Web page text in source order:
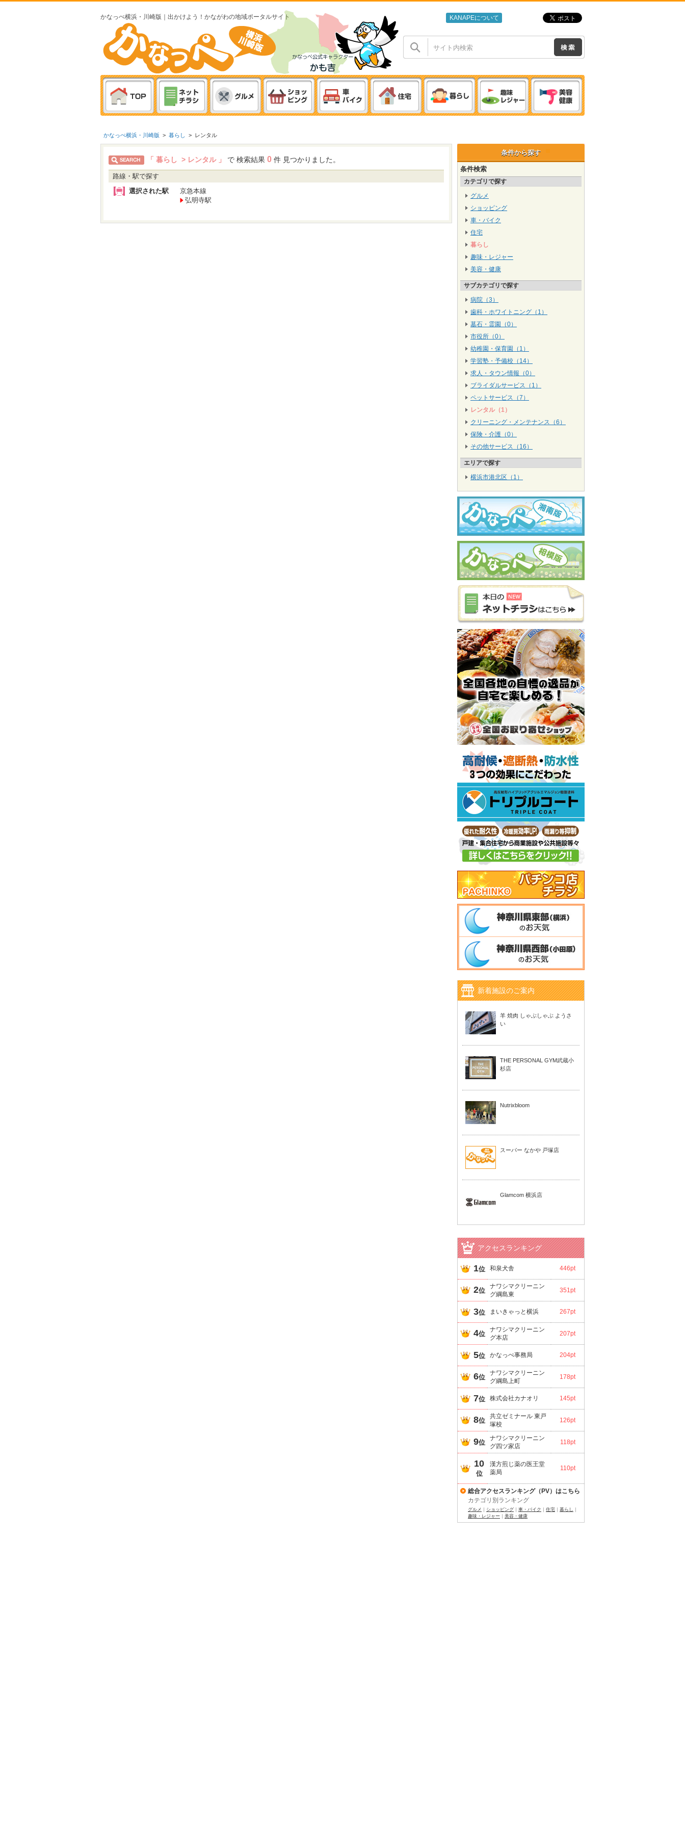
かなっぺ横浜・川崎版｜出かけよう！かながわの地域ポータルサイト KANAPEについて
かなっぺ横浜・川崎版 > 暮らし > レンタル
条件から探す
条件検索
カテゴリで探す
グルメ
ショッピング
車・バイク
住宅
暮らし
趣味・レジャー
美容・健康
サブカテゴリで探す
病院（3）
歯科・ホワイトニング（1）
墓石・霊園（0）
市役所（0）
幼稚園・保育園（1）
学習塾・予備校（14）
求人・タウン情報（0）
ブライダルサービス（1）
ペットサービス（7）
レンタル（1）
クリーニング・メンテナンス（6）
保険・介護（0）
その他サービス（16）
エリアで探す
横浜市港北区（1）
新着施設のご案内
羊 焼肉 しゃぶしゃぶ ようさ
い
THE PERSONAL GYM武蔵小
杉店
Nutrixbloom
スーパー なかや 戸塚店
Glamcom 横浜店
アクセスランキング
1位 和泉犬舎 446pt
2位
ナワシマクリーニン
グ綱島東
351pt
3位 まいきゃっと横浜 267pt
4位
ナワシマクリーニン
グ本店
207pt
5位 かなっぺ事務局 204pt
6位
ナワシマクリーニン
グ綱島上町
178pt
7位 株式会社カナオリ 145pt
8位
共立ゼミナール 東戸
塚校
126pt
9位
ナワシマクリーニン
グ四ツ家店
118pt
10
位
漢方煎じ薬の医王堂
薬局
110pt
総合アクセスランキング（PV）はこちら
カテゴリ別ランキング
グルメ ショッピング 車・バイク 住宅 暮らし
趣味・レジャー
美容・健康
「 暮らし > レンタル 」 で 検索結果 0 件 見つかりました。
路線・駅で探す
選択された駅
京急本線
弘明寺駅